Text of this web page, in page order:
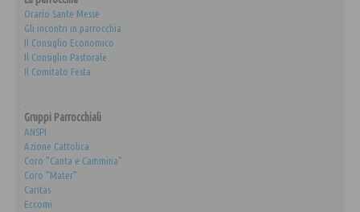
Orario Sante Messe
Gli incontri in parrocchia
Il Consiglio Economico
Il Consiglio Pastorale
Il Comitato Festa
Gruppi Parrocchiali
ANSPI
Azione Cattolica
Coro "Canta e Cammina"
Coro "Mater"
Caritas
Eccomi